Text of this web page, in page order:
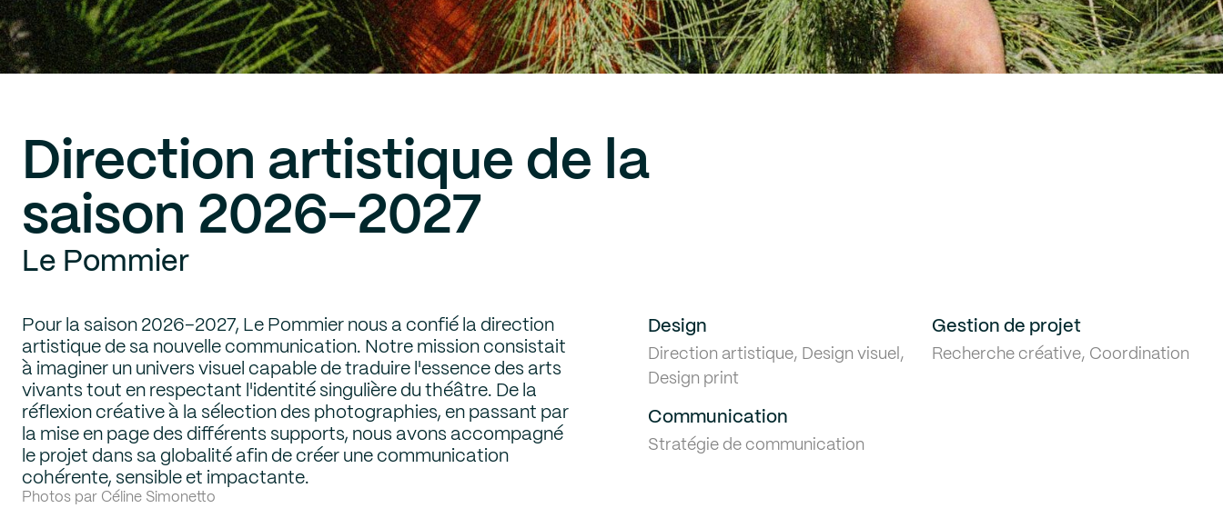
Direction artistique de la
saison 2026–2027
Le Pommier
Pour la saison 2026–2027, Le Pommier nous a confié la direction
artistique de sa nouvelle communication. Notre mission consistait
à imaginer un univers visuel capable de traduire l'essence des arts
vivants tout en respectant l'identité singulière du théâtre. De la
réflexion créative à la sélection des photographies, en passant par
la mise en page des différents supports, nous avons accompagné
le projet dans sa globalité afin de créer une communication
cohérente, sensible et impactante.
Photos par Céline Simonetto
Design
Direction artistique, Design visuel,
Design print
Gestion de projet
Recherche créative, Coordination
Communication
Stratégie de communication